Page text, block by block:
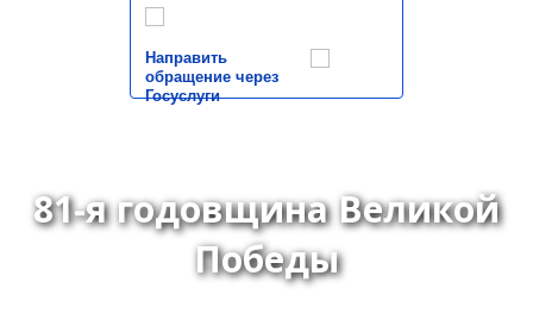
Направить
обращение через
Госуслуги
81-я годовщина Великой
Победы